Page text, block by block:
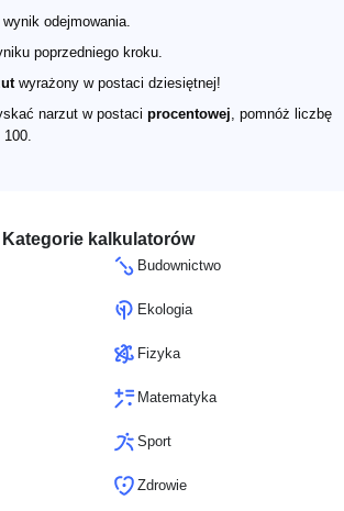
odejmowania.
poprzedniego kroku.
wyrażony w postaci dziesiętnej!
narzut w postaci procentowej , pomnóż liczbę
Kategorie kalkulatorów
Budownictwo
Ekologia
Fizyka
Matematyka
Sport
Zdrowie